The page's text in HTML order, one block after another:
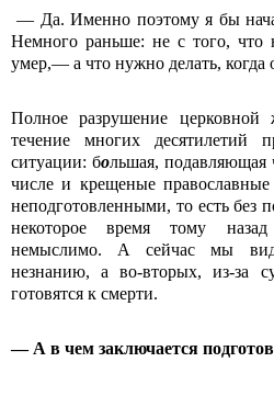
— Да. Именно поэтому я бы
Немного раньше: не с того, что
умер,— а что нужно делать, когда
Полное разрушение
течение многих десятилетий
ситуации: большая, подавляющая
числе и крещеные
неподготовленными, то есть без
некоторое время тому
немыслимо. А сейчас мы
незнанию, а во-вторых, из-за
готовятся к смерти.
— А в чем заключается